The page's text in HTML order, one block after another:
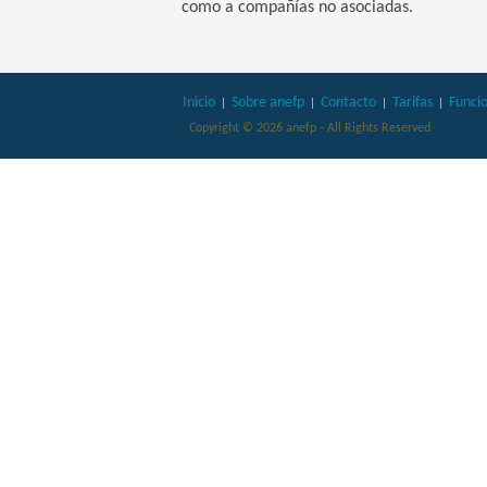
como a compañías no asociadas.
Inicio Sobre anefp Contacto Tarifas
Copyright © 2026 anefp - All Rights Reserved